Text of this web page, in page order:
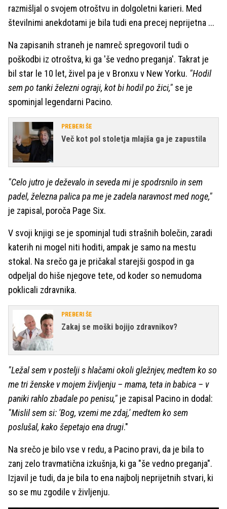
razmišljal o svojem otroštvu in dolgoletni karieri. Med
številnimi anekdotami je bila tudi ena precej neprijetna ...
Na zapisanih straneh je namreč spregovoril tudi o
poškodbi iz otroštva, ki ga 'še vedno preganja'. Takrat je
bil star le 10 let, živel pa je v Bronxu v New Yorku. "Hodil
sem po tanki železni ograji, kot bi hodil po žici," se je
spominjal legendarni Pacino.
PREBERI ŠE
Več kot pol stoletja mlajša ga je zapustila
"Celo jutro je deževalo in seveda mi je spodrsnilo in sem
padel, železna palica pa me je zadela naravnost med noge,"
je zapisal, poroča Page Six.
V svoji knjigi se je spominjal tudi strašnih bolečin, zaradi
katerih ni mogel niti hoditi, ampak je samo na mestu
stokal. Na srečo ga je pričakal starejši gospod in ga
odpeljal do hiše njegove tete, od koder so nemudoma
poklicali zdravnika.
PREBERI ŠE
Zakaj se moški bojijo zdravnikov?
"Ležal sem v postelji s hlačami okoli gležnjev, medtem ko so
me tri ženske v mojem življenju – mama, teta in babica – v
paniki rahlo zbadale po penisu," je zapisal Pacino in dodal:
"Mislil sem si: 'Bog, vzemi me zdaj,' medtem ko sem
poslušal, kako šepetajo ena drugi."
Na srečo je bilo vse v redu, a Pacino pravi, da je bila to
zanj zelo travmatična izkušnja, ki ga "še vedno preganja".
Izjavil je tudi, da je bila to ena najbolj neprijetnih stvari, ki
so se mu zgodile v življenju.